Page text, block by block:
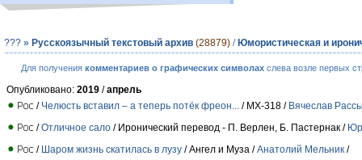
??? » Русскоязычный текстовый архив (28879) / Юмористическая и
Для получения комментариев о графических символахслева возле первых
Опубликовано: 2019 /апрель
/ Челюсть вставил – а теперь потёк фреон... / МХ-318 / Вячеслав
/Отличное сало / Иронический перевод - П. Верлен, Б. Пастернак /
/ Шаром жизнь скатилась в лузу / Ангел и Муза /Анатолий Мельник /